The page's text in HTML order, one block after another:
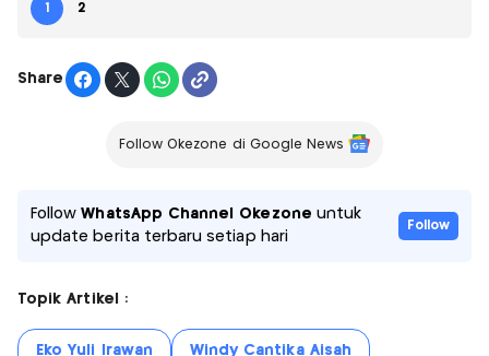
1 2
Share
Follow Okezone di Google News
FollowWhatsApp Channel Okezone untuk
update berita terbaru setiap hari
Follow
Topik Artikel :
Eko Yuli Irawan Windy Cantika Aisah